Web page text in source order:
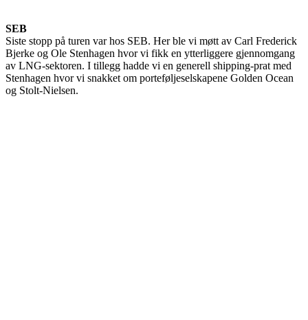
SEB
Siste stopp på turen var hos SEB. Her ble vi møtt av Carl Frederick
Bjerke og Ole Stenhagen hvor vi fikk en ytterliggere gjennomgang
av LNG-sektoren. I tillegg hadde vi en generell shipping-prat med
Stenhagen hvor vi snakket om porteføljeselskapene Golden Ocean
og Stolt-Nielsen.